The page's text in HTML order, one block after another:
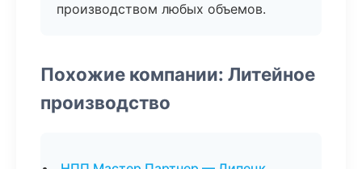
производством любых объемов.
Похожие компании: Литейное
производство